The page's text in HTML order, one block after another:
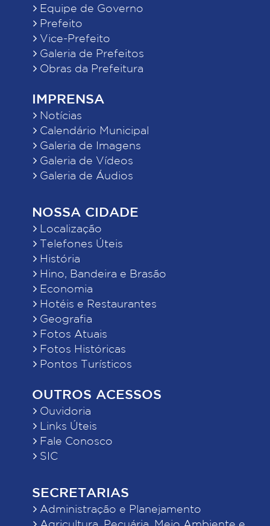
Equipe de Governo
Prefeito
Vice-Prefeito
Galeria de Prefeitos
Obras da Prefeitura
IMPRENSA
Notícias
Calendário Municipal
Galeria de Imagens
Galeria de Vídeos
Galeria de Áudios
NOSSA CIDADE
Localização
Telefones Úteis
História
Hino, Bandeira e Brasão
Economia
Hotéis e Restaurantes
Geografia
Fotos Atuais
Fotos Históricas
Pontos Turísticos
OUTROS ACESSOS
Ouvidoria
Links Úteis
Fale Conosco
SIC
SECRETARIAS
Administração e Planejamento